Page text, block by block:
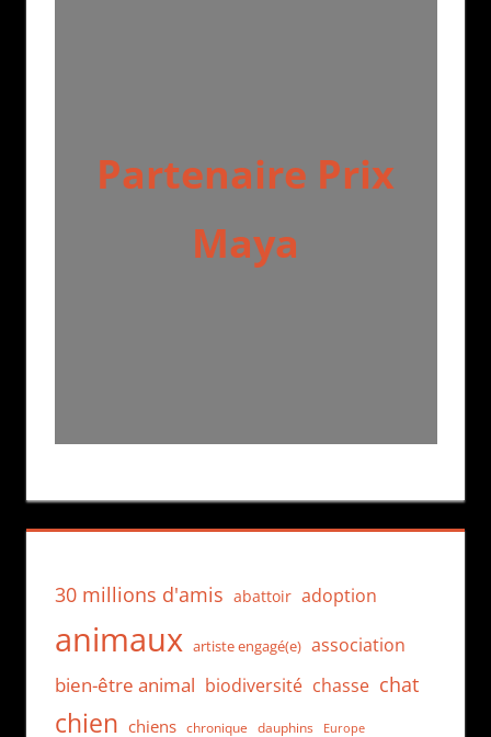
Partenaire Prix
Maya
30 millions d'amis abattoir adoption
animaux artiste engagé(e) association
bien-être animal biodiversité chasse chat
chien chiens chronique dauphins Europe